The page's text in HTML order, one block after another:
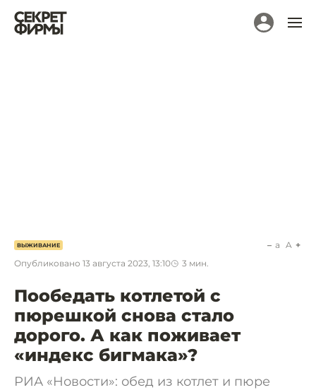
ВЫЖИВАНИЕ
Опубликовано 13 августа 2023, 13:10 3 мин.
a A
Пообедать котлетой с
пюрешкой снова стало
дорого. А как поживает
«индекс бигмака»?
РИА «Новости»: обед из котлет и пюре